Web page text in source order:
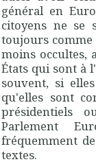
général en
citoyens ne se
toujours comme
moins occultes,
États qui sont à
souvent, si
qu'elles sont
présidentiels
Parlement
fréquemment
textes.